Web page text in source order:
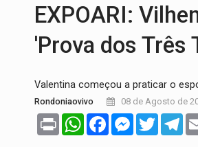
EXPOARI:
'Prova dos Três
Valentina começou a praticar o
Rondoniaovivo 08 de Agosto de
Print WhatsAppFacebookMessenger
Twitter